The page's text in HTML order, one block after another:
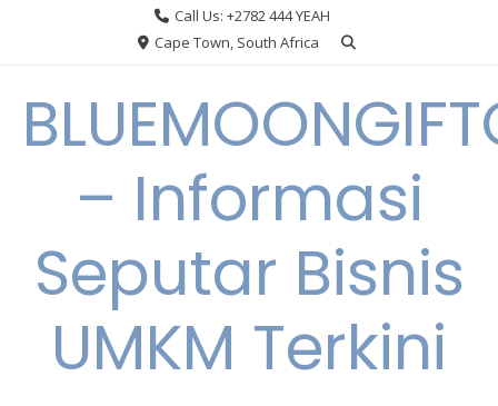
Call Us: +2782 444 YEAH
Cape Town, South Africa
– Informasi
Seputar Bisnis
UMKM Terkini